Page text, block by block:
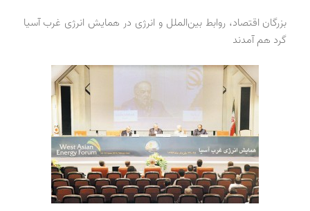
بزرگان اقتصاد، روابط بین‌الملل و انرژی در همایش انرژی غرب آسیا
گرد هم آمدند